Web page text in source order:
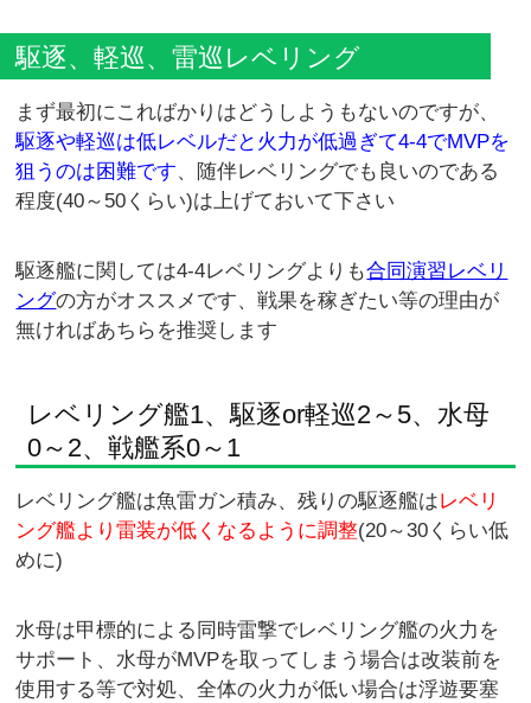
駆逐、軽巡、雷巡レベリング
まず最初にこればかりはどうしようもないのですが、
駆逐や軽巡は低レベルだと火力が低過ぎて4-4でMVPを
狙うのは困難です、随伴レベリングでも良いのである
程度(40～50くらい)は上げておいて下さい
駆逐艦に関しては4-4レベリングよりも合同演習レベリ
ングの方がオススメです、戦果を稼ぎたい等の理由が
無ければあちらを推奨します
レベリング艦1、駆逐or軽巡2～5、水母
0～2、戦艦系0～1
レベリング艦は魚雷ガン積み、残りの駆逐艦はレベリ
ング艦より雷装が低くなるように調整(20～30くらい低
めに)
水母は甲標的による同時雷撃でレベリング艦の火力を
サポート、水母がMVPを取ってしまう場合は改装前を
使用する等で対処、全体の火力が低い場合は浮遊要塞